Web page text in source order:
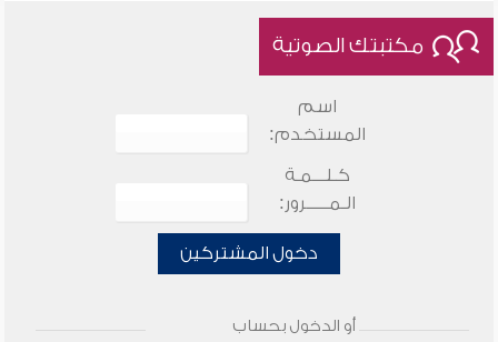
مكتبتك الصوتية
اسم
المستخدم:
كـلـــمـة
الـمـــــرور:
دخول المشتركين
أو الدخول بحساب